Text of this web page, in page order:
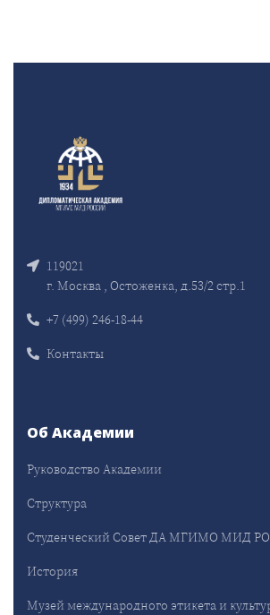
119021
г. Москва , Остоженка, д.53/2 стр.1
+7 (499) 246-18-44
Контакты
Об Академии
Руководство Академии
Структура
Студенческий Совет ДА МГИМО МИД
История
Музей международного этикета и